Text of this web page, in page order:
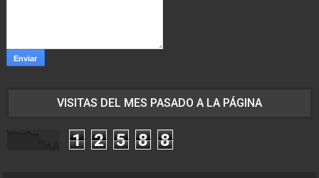
VISITAS DEL MES PASADO A LA PÁGINA
1 2 5 8 8